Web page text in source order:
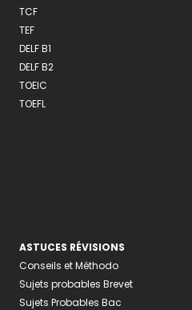
TCF
TEF
DELF B1
DELF B2
TOEIC
TOEFL
ASTUCES RÉVISIONS
Conseils et Méthodo
Sujets probables Brevet
Sujets Probables Bac